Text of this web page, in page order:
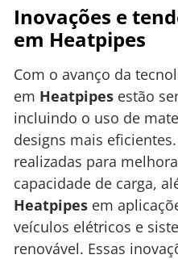
Inovações e
em Heatpipes
Com o avanço da
em Heatpipes estão
incluindo o uso de
designs mais
realizadas para
capacidade de carga,
Heatpipes em
veículos elétricos e
renovável. Essas